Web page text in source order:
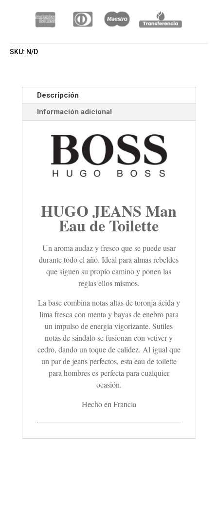
SKU: N/D
Descripción
Información adicional
HUGO JEANS Man
Eau de Toilette
Un aroma audaz y fresco que se puede usar
durante todo el año. Ideal para almas rebeldes
que siguen su propio camino y ponen las
reglas ellos mismos.
La base combina notas altas de toronja ácida y
lima fresca con menta y bayas de enebro para
un impulso de energía vigorizante. Sutiles
notas de sándalo se fusionan con vetiver y
cedro, dando un toque de calidez. Al igual que
un par de jeans perfectos, esta eau de toilette
para hombres es perfecta para cualquier
ocasión.
Hecho en Francia